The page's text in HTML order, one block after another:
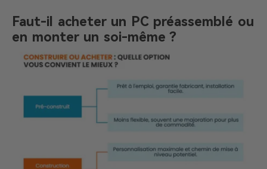
Faut-il acheter un PC préassemblé ou
en monter un soi-même ?